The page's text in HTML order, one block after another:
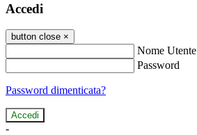
Accedi
button close ×
Nome Utente
Password
Password dimenticata?
-